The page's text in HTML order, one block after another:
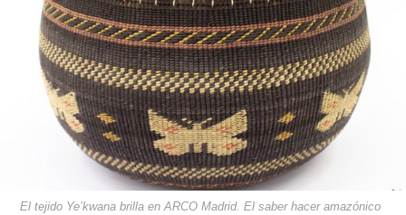
El tejido Ye’kwana brilla en ARCO Madrid. El saber hacer amazónico